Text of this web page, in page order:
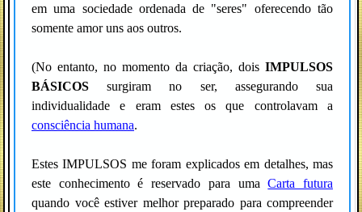
em uma sociedade ordenada de "seres" oferecendo tão
somente amor uns aos outros.
(No entanto, no momento da criação, dois IMPULSOS
BÁSICOS surgiram no ser, assegurando sua
individualidade e eram estes os que controlavam a
consciência humana.
Estes IMPULSOS me foram explicados em detalhes, mas
este conhecimento é reservado para umaCarta futura
quando você estiver melhor preparado para compreender